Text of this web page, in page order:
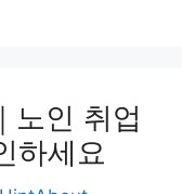
노인 취업
하세요